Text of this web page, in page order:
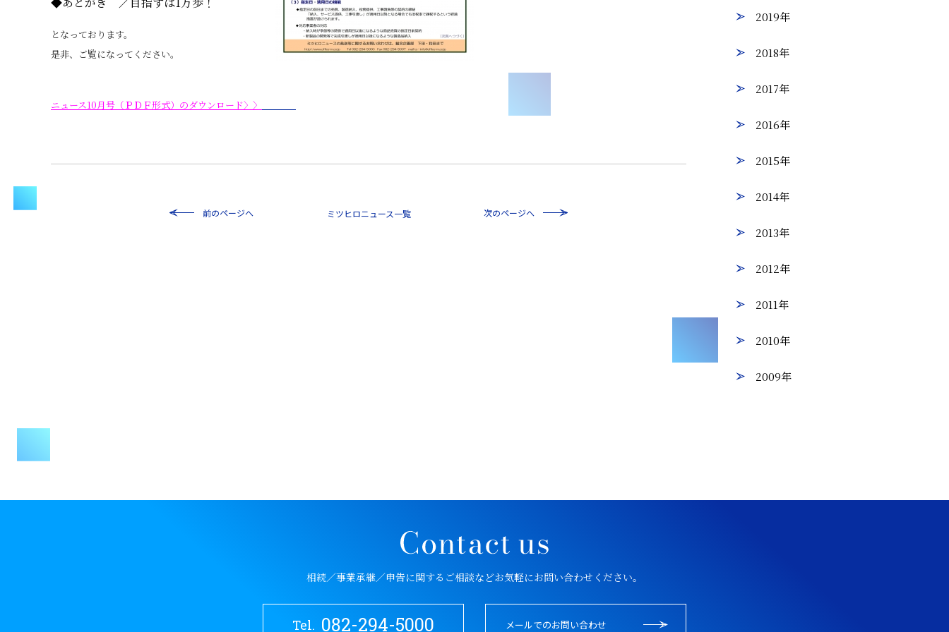
となっております。
是非、ご覧になってください。
ニュース10月号（ＰＤＦ形式）のダウンロード〉〉
前のページへ 一覧 次のページへ
2019年
2018年
2017年
2016年
2015年
2014年
2013年
2012年
2011年
2010年
2009年
相続／事業承継／申告に関するご相談などお気軽にお問い合わせください。
Tel. 082-294-5000 メールでのお問い合わせ